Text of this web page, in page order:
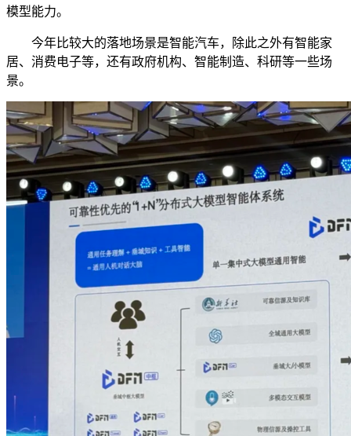
模型能力。
今年比较大的落地场景是智能汽车，除此之外有智能家
居、消费电子等，还有政府机构、智能制造、科研等一些场
景。